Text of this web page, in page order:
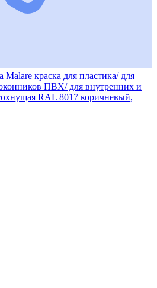
краска для пластика/ для
ПВХ/ для внутренних и
RAL 8017 коричневый,